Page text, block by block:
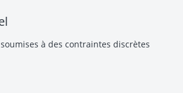
à des contraintes discrètes